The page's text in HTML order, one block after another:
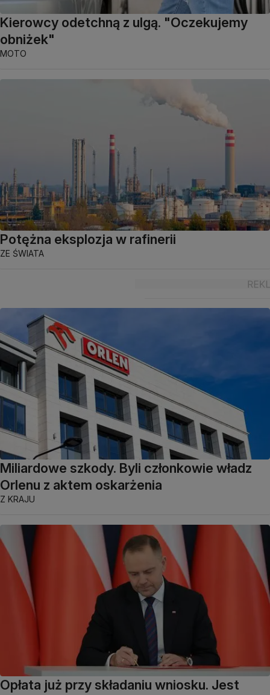
Kierowcy odetchną z ulgą. "Oczekujemy
obniżek"
MOTO
Potężna eksplozja w rafinerii
ZE ŚWIATA
Miliardowe szkody. Byli członkowie władz
Orlenu z aktem oskarżenia
Z KRAJU
Opłata już przy składaniu wniosku. Jest